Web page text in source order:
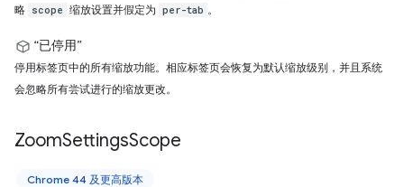
略 scope 缩放设置并假定为 per-tab 。
“已停用”
停用标签页中的所有缩放功能。相应标签页会恢复为默认缩放级别，并且系统
会忽略所有尝试进行的缩放更改。
ZoomSettingsScope
Chrome 44 及更高版本